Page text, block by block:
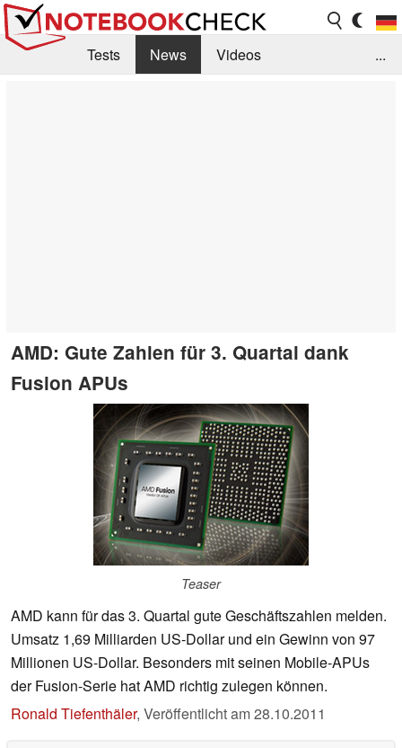
Tests News
Videos
...
AMD: Gute Zahlen für 3. Quartal dank
Fusion APUs
Teaser
AMD kann für das 3. Quartal gute Geschäftszahlen melden.
Umsatz 1,69 Milliarden US-Dollar und ein Gewinn von 97
Millionen US-Dollar. Besonders mit seinen Mobile-APUs
der Fusion-Serie hat AMD richtig zulegen können.
Ronald Tiefenthäler, Veröffentlicht am28.10.2011